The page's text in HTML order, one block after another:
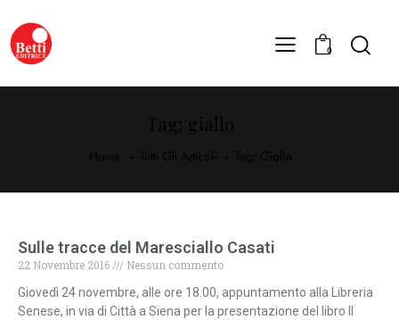
0
Sulle tracce del Maresciallo Casati
22 Novembre 2016
Nessun commento
Giovedì 24 novembre, alle ore 18.00, appuntamento alla Libreria
Senese, in via di Città a Siena per la presentazione del libro Il